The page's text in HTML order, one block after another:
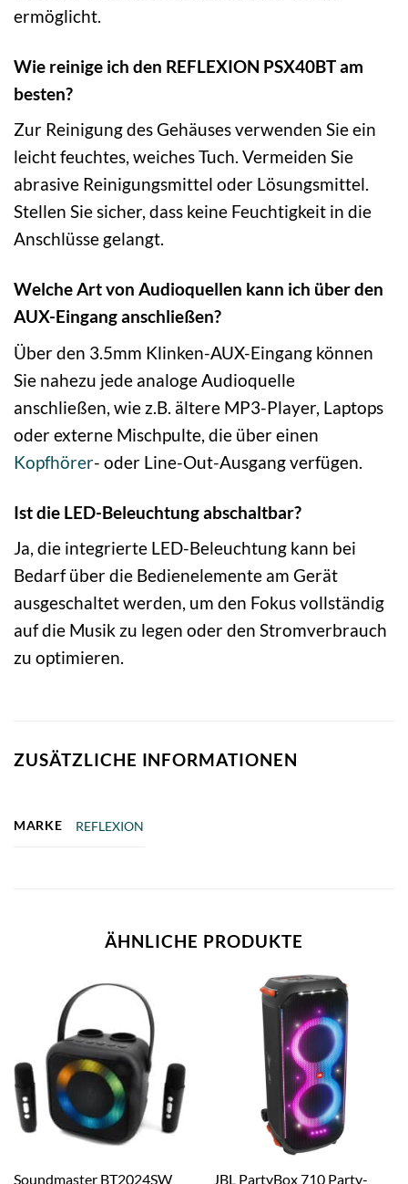
ermöglicht.
Wie reinige ich den REFLEXION PSX40BT am
besten?
Zur Reinigung des Gehäuses verwenden Sie ein
leicht feuchtes, weiches Tuch. Vermeiden Sie
abrasive Reinigungsmittel oder Lösungsmittel.
Stellen Sie sicher, dass keine Feuchtigkeit in die
Anschlüsse gelangt.
Welche Art von Audioquellen kann ich über den
AUX-Eingang anschließen?
Über den 3.5mm Klinken-AUX-Eingang können
Sie nahezu jede analoge Audioquelle
anschließen, wie z.B. ältere MP3-Player, Laptops
oder externe Mischpulte, die über einen
Kopfhörer- oder Line-Out-Ausgang verfügen.
Ist die LED-Beleuchtung abschaltbar?
Ja, die integrierte LED-Beleuchtung kann bei
Bedarf über die Bedienelemente am Gerät
ausgeschaltet werden, um den Fokus vollständig
auf die Musik zu legen oder den Stromverbrauch
zu optimieren.
ZUSÄTZLICHE INFORMATIONEN
MARKE REFLEXION
ÄHNLICHE PRODUKTE
Soundmaster BT2024SW JBL PartyBox 710 Party-